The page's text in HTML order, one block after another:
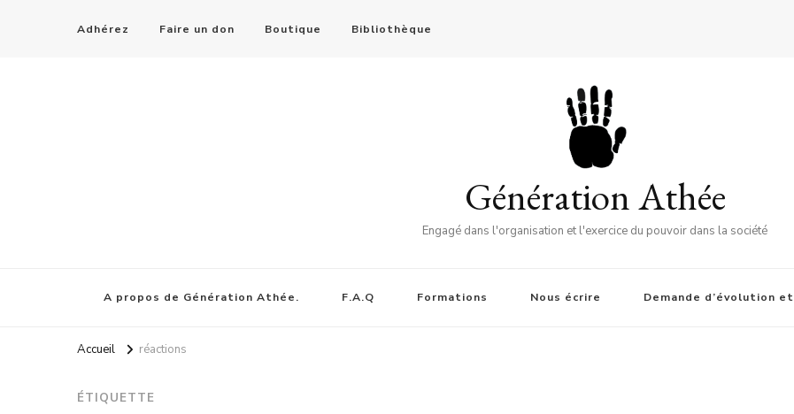
Adhérez Faire un don Boutique Bibliothèque
Génération Athée
Engagé dans l'organisation et l'exercice du pouvoir dans la société
A propos de Génération Athée. F.A.Q Formations Nous écrire Demande d’évolution
Accueil réactions
ÉTIQUETTE